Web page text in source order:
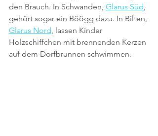
den Brauch. In Schwanden, Glarus Süd
gehört sogar ein Böögg dazu. In Bilten,
Glarus Nord , lassen Kinder
Holzschiffchen mit brennenden Kerzen
auf dem Dorfbrunnen schwimmen.